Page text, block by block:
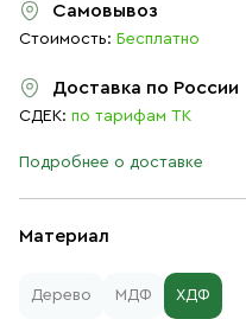
Материал
Дерево МДФ ХДФ
Самовывоз
Стоимость: Бесплатно
Доставка по России
СДЕК: по тарифам ТК
Подробнее о доставке